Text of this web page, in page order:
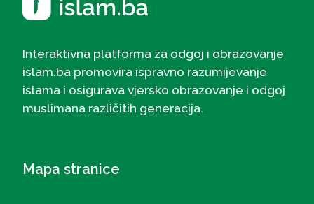
Interaktivna platforma za odgoj i obrazovanje
islam.ba promovira ispravno razumijevanje
islama i osigurava vjersko obrazovanje i odgoj
muslimana različitih generacija.
Mapa stranice